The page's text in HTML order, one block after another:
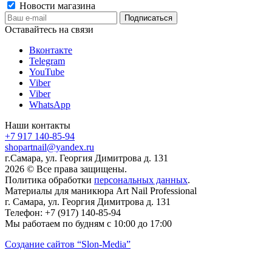
Новости магазина
Оставайтесь на связи
Вконтакте
Telegram
YouTube
Viber
Viber
WhatsApp
Наши контакты
+7 917 140-85-94
shopartnail@yandex.ru
г.Самара, ул. Георгия Димитрова д. 131
2026 © Все права защищены.
Политика обработки персональных данных.
Материалы для маникюра Art Nail Professional
г. Самара, ул. Георгия Димитрова д. 131
Телефон: +7 (917) 140-85-94
Мы работаем по будням с 10:00 до 17:00
Создание сайтов “Slon-Media”